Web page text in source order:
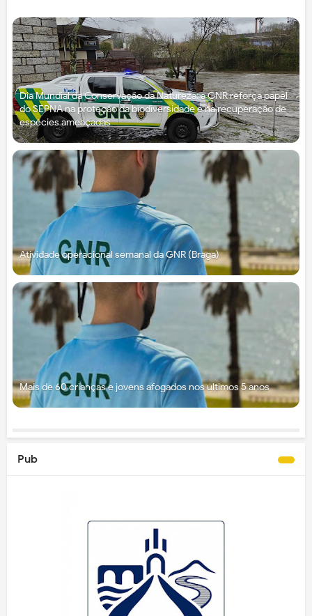
Dia Mundial da Conservação da Natureza: a GNR reforça papel
do SEPNA na proteção da biodiversidade e na recuperação de
espécies ameaçadas
Atividade operacional semanal da GNR (Braga)
Mais de 60 crianças e jovens afogados nos últimos 5 anos
Pub